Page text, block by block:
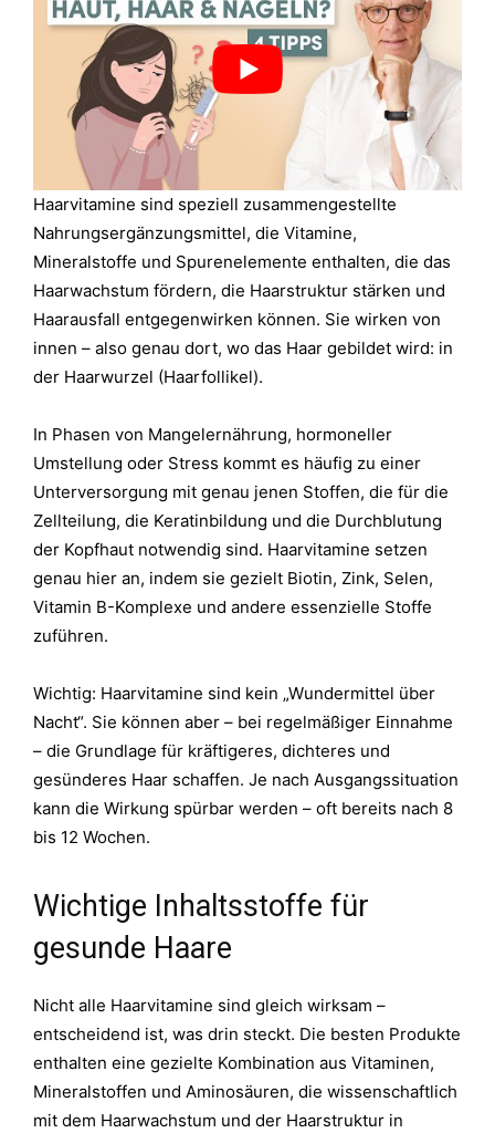
Haarvitamine sind speziell zusammengestellte
Nahrungsergänzungsmittel, die Vitamine,
Mineralstoffe und Spurenelemente enthalten, die das
Haarwachstum fördern, die Haarstruktur stärken und
Haarausfall entgegenwirken können. Sie wirken von
innen – also genau dort, wo das Haar gebildet wird: in
der Haarwurzel (Haarfollikel).
In Phasen von Mangelernährung, hormoneller
Umstellung oder Stress kommt es häufig zu einer
Unterversorgung mit genau jenen Stoffen, die für die
Zellteilung, die Keratinbildung und die Durchblutung
der Kopfhaut notwendig sind. Haarvitamine setzen
genau hier an, indem sie gezielt Biotin, Zink, Selen,
Vitamin B-Komplexe und andere essenzielle Stoffe
zuführen.
Wichtig: Haarvitamine sind kein „Wundermittel über
Nacht“. Sie können aber – bei regelmäßiger Einnahme
– die Grundlage für kräftigeres, dichteres und
gesünderes Haar schaffen. Je nach Ausgangssituation
kann die Wirkung spürbar werden – oft bereits nach 8
bis 12 Wochen.
Wichtige Inhaltsstoffe für
gesunde Haare
Nicht alle Haarvitamine sind gleich wirksam –
entscheidend ist, was drin steckt. Die besten Produkte
enthalten eine gezielte Kombination aus Vitaminen,
Mineralstoffen und Aminosäuren, die wissenschaftlich
mit dem Haarwachstum und der Haarstruktur in